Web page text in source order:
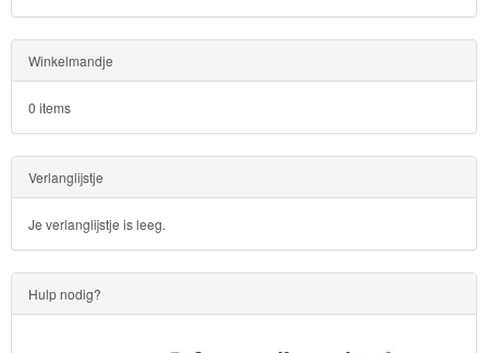
Sofia
het
prinsesje
Barbie
Bob
de
bouwer
SpongeBob
Winkelmandje
0 items
Verlanglijstje
Je verlanglijstje is leeg.
Hulp nodig?